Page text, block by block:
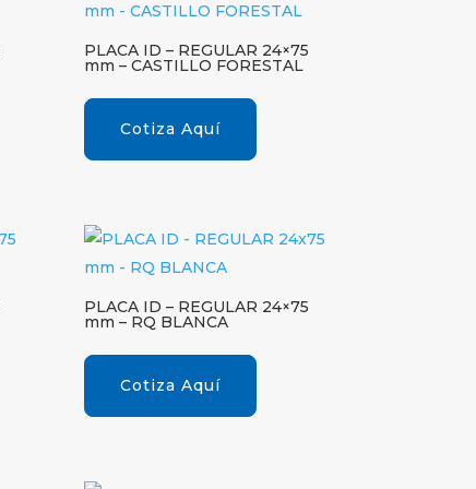
PLACA ID – REGULAR 24×75
mm – CASTILLO FORESTAL
Cotiza Aquí
PLACA ID – REGULAR 24×75
mm – RQ BLANCA
Cotiza Aquí